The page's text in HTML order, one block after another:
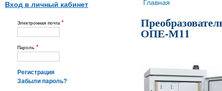
Вход в личный кабинет
Электронная почта *
Пароль *
Регистрация
Забыли пароль?
Вы здесь
Главная
ОПЕ-М11